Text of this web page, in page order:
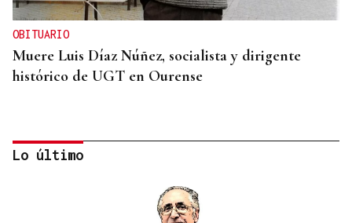
OBITUARIO
Muere Luis Díaz Núñez, socialista y dirigente
histórico de UGT en Ourense
Lo último